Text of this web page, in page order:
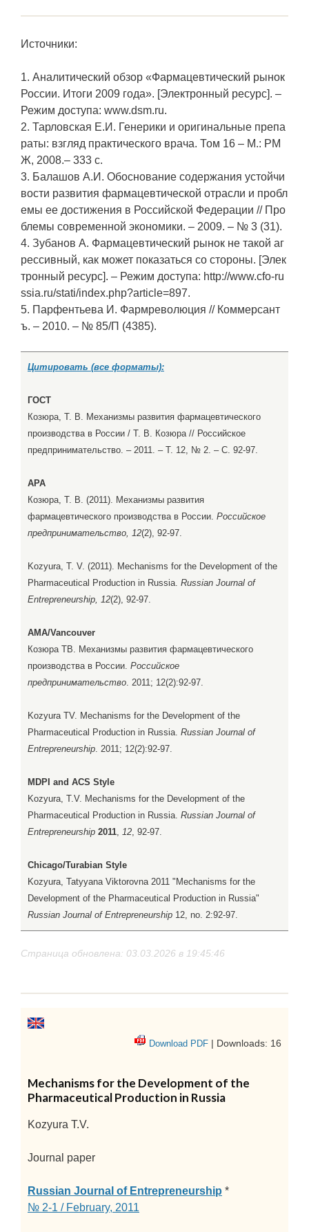
Источники:
1. Аналитический обзор «Фармацевтический рынок
России. Итоги 2009 года». [Электронный ресурс]. –
Режим доступа: www.dsm.ru.
2. Тарловская Е.И. Генерики и оригинальные препа
раты: взгляд практического врача. Том 16 – М.: РМ
Ж, 2008.– 333 с.
3. Балашов А.И. Обоснование содержания устойчи
вости развития фармацевтической отрасли и пробл
емы ее достижения в Российской Федерации // Про
блемы современной экономики. – 2009. – № 3 (31).
4. Зубанов А. Фармацевтический рынок не такой аг
рессивный, как может показаться со стороны. [Элек
тронный ресурс]. – Режим доступа: http://www.cfo-ru
ssia.ru/stati/index.php?article=897.
5. Парфентьева И. Фармреволюция // Коммерсант
ъ. – 2010. – № 85/П (4385).
Цитировать (все форматы):
ГОСТ
Козюра, Т. В. Механизмы развития фармацевтического
производства в России / Т. В. Козюра // Российское
предпринимательство. – 2011. – Т. 12, № 2. – С. 92-97.
APA
Козюра, Т. В. (2011). Механизмы развития
фармацевтического производства в России. Российское
предпринимательство, 12(2), 92-97.
Kozyura, T. V. (2011). Mechanisms for the Development of the
Pharmaceutical Production in Russia. Russian Journal of
Entrepreneurship, 12(2), 92-97.
AMA/Vancouver
Козюра ТВ. Механизмы развития фармацевтического
производства в России. Российское
предпринимательство. 2011; 12(2):92-97.
Kozyura TV. Mechanisms for the Development of the
Pharmaceutical Production in Russia. Russian Journal of
Entrepreneurship. 2011; 12(2):92-97.
MDPI and ACS Style
Kozyura, T.V. Mechanisms for the Development of the
Pharmaceutical Production in Russia. Russian Journal of
Entrepreneurship 2011, 12, 92-97.
Chicago/Turabian Style
Kozyura, Tatyyana Viktorovna 2011 "Mechanisms for the
Development of the Pharmaceutical Production in Russia"
Russian Journal of Entrepreneurship 12, no. 2:92-97.
Страница обновлена: 03.03.2026 в 19:45:46
Download PDF | Downloads: 16
Mechanisms for the Development of the
Pharmaceutical Production in Russia
Kozyura T.V.
Journal paper
Russian Journal of Entrepreneurship *
№ 2-1 / February, 2011